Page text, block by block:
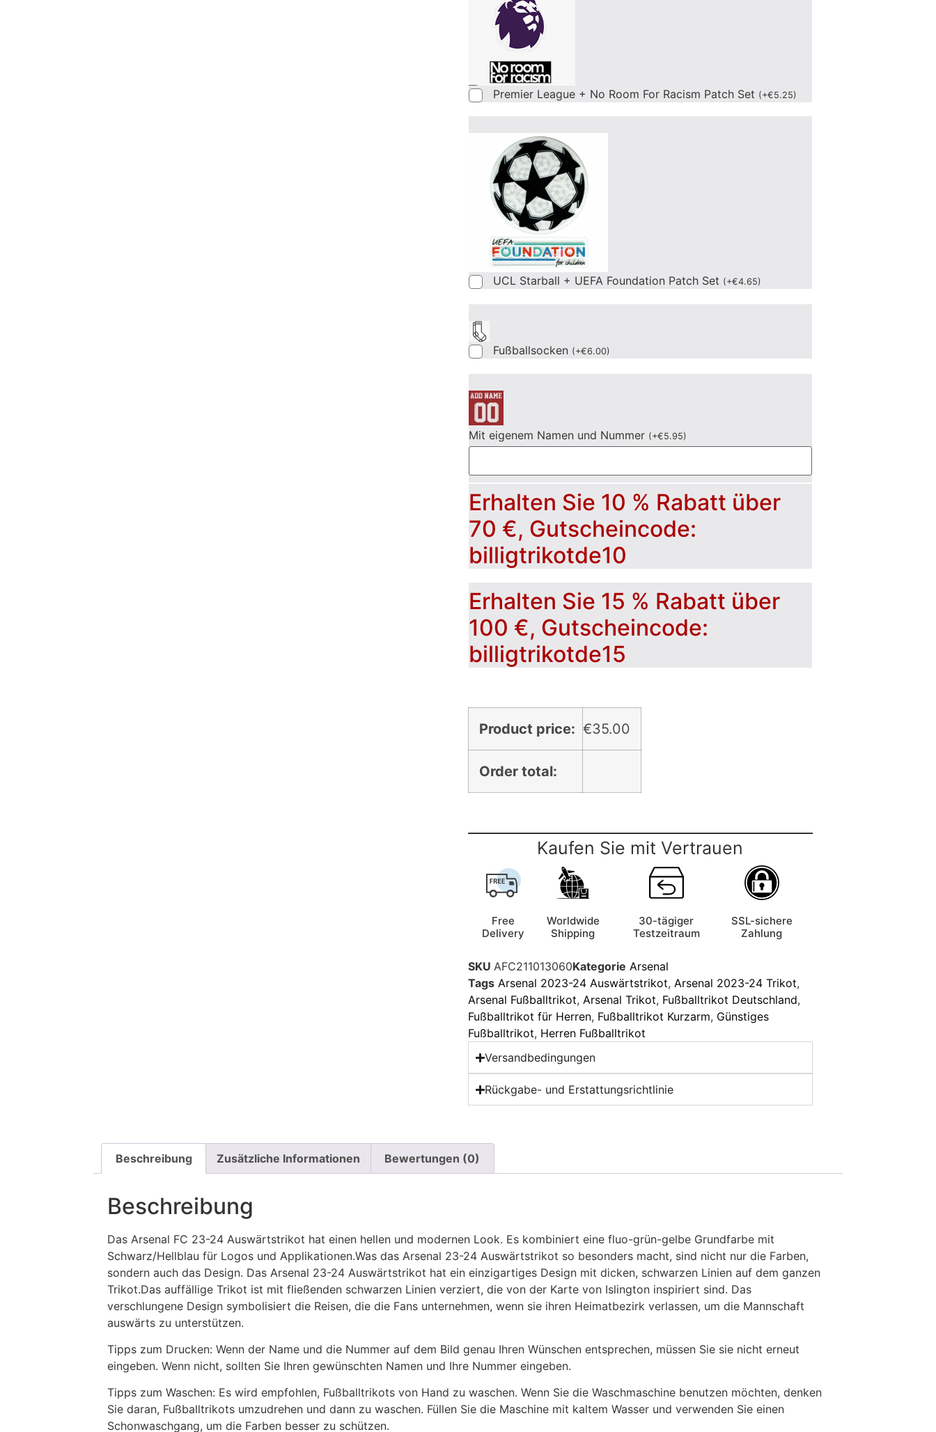
Premier League + No Room For Racism Patch Set (+€5.25)
UCL Starball + UEFA Foundation Patch Set (+€4.65)
Fußballsocken (+€6.00)
Mit eigenem Namen und Nummer (+€5.95)
Erhalten Sie 10 % Rabatt über
70 €, Gutscheincode:
billigtrikotde10
Erhalten Sie 15 % Rabatt über
100 €, Gutscheincode:
billigtrikotde15
Product price: €35.00
Order total:
Kaufen Sie mit Vertrauen
Free
Delivery
Worldwide
Shipping
30-tägiger
Testzeitraum
SSL-sichere
Zahlung
SKU AFC211013060Kategorie Arsenal
Tags Arsenal 2023-24 Auswärtstrikot, Arsenal 2023-24 Trikot,
Arsenal Fußballtrikot, Arsenal Trikot, Fußballtrikot Deutschland,
Fußballtrikot für Herren, Fußballtrikot Kurzarm, Günstiges
Fußballtrikot, Herren Fußballtrikot
Versandbedingungen
Rückgabe- und Erstattungsrichtlinie
Beschreibung Zusätzliche Informationen Bewertungen (0)
Beschreibung
Das Arsenal FC 23-24 Auswärtstrikot hat einen hellen und modernen Look. Es kombiniert eine fluo-grün-gelbe Grundfarbe mit
Schwarz/Hellblau für Logos und Applikationen.Was das Arsenal 23-24 Auswärtstrikot so besonders macht, sind nicht nur die Farben,
sondern auch das Design. Das Arsenal 23-24 Auswärtstrikot hat ein einzigartiges Design mit dicken, schwarzen Linien auf dem ganzen
Trikot.Das auffällige Trikot ist mit fließenden schwarzen Linien verziert, die von der Karte von Islington inspiriert sind. Das
verschlungene Design symbolisiert die Reisen, die die Fans unternehmen, wenn sie ihren Heimatbezirk verlassen, um die Mannschaft
auswärts zu unterstützen.
Tipps zum Drucken: Wenn der Name und die Nummer auf dem Bild genau Ihren Wünschen entsprechen, müssen Sie sie nicht erneut
eingeben. Wenn nicht, sollten Sie Ihren gewünschten Namen und Ihre Nummer eingeben.
Tipps zum Waschen: Es wird empfohlen, Fußballtrikots von Hand zu waschen. Wenn Sie die Waschmaschine benutzen möchten, denken
Sie daran, Fußballtrikots umzudrehen und dann zu waschen. Füllen Sie die Maschine mit kaltem Wasser und verwenden Sie einen
Schonwaschgang, um die Farben besser zu schützen.